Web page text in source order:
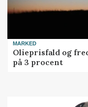
MARKED
Olieprisfald og
på 3 procent